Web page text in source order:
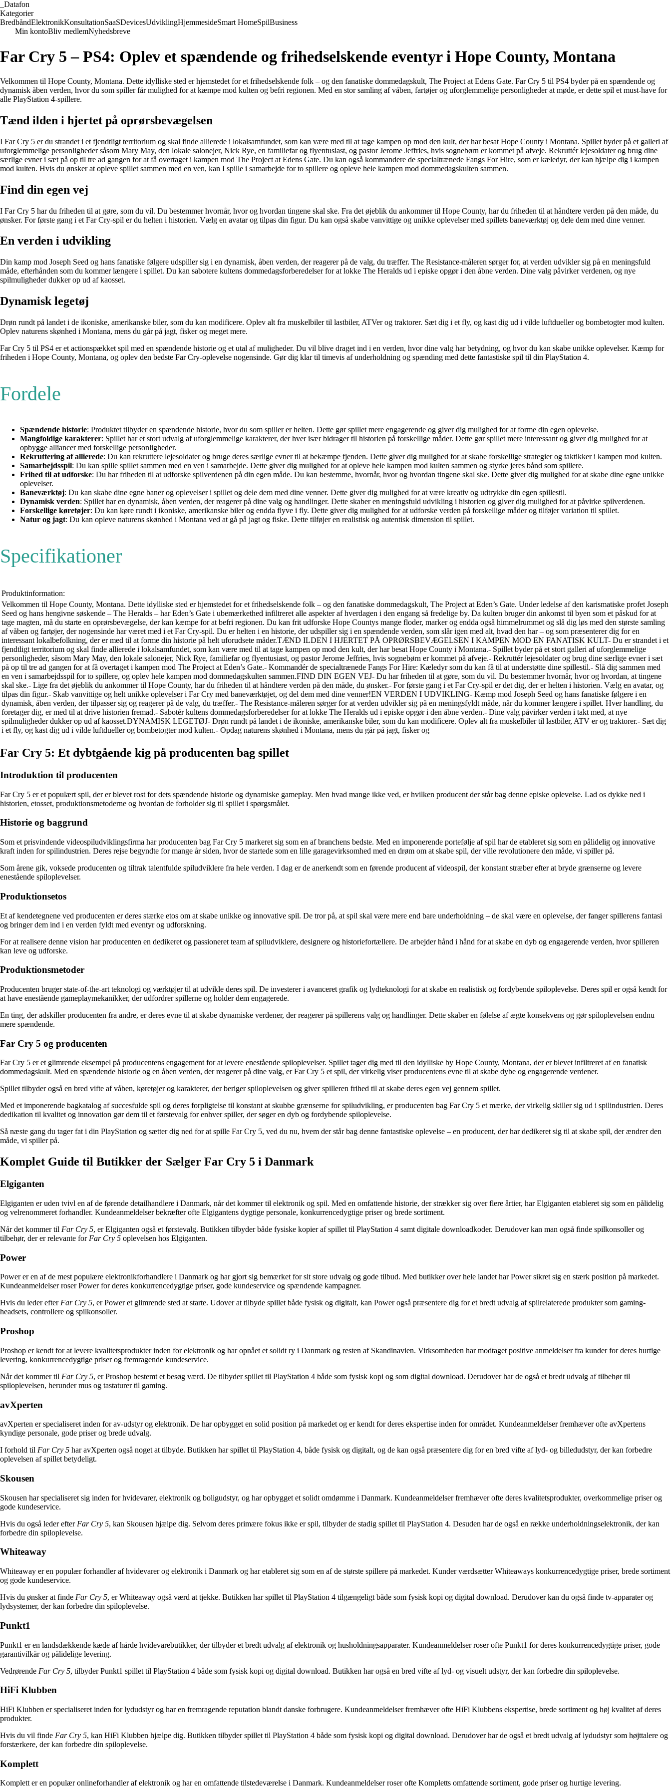
Datafon
Kategorier
BredbåndElektronikKonsultationSaaSDevicesUdviklingHjemmesideSmart HomeSpilBusiness
Min kontoBliv medlemNyhedsbreve
Far Cry 5 – PS4: Oplev et spændende og frihedselskende eventyr i Hope County, Montana
Velkommen til Hope County, Montana. Dette idylliske sted er hjemstedet for et frihedselskende folk – og den fanatiske dommedagskult, The Project at Edens Gate. Far Cry 5 til PS4 byder på en spændende og
dynamisk åben verden, hvor du som spiller får mulighed for at kæmpe mod kulten og befri regionen. Med en stor samling af våben, fartøjer og uforglemmelige personligheder at møde, er dette spil et must-have for
alle PlayStation 4-spillere.
Tænd ilden i hjertet på oprørsbevægelsen
I Far Cry 5 er du strandet i et fjendtligt territorium og skal finde allierede i lokalsamfundet, som kan være med til at tage kampen op mod den kult, der har besat Hope County i Montana. Spillet byder på et galleri af
uforglemmelige personligheder såsom Mary May, den lokale salonejer, Nick Rye, en familiefar og flyentusiast, og pastor Jerome Jeffries, hvis sognebørn er kommet på afveje. Rekruttér lejesoldater og brug dine
særlige evner i sæt på op til tre ad gangen for at få overtaget i kampen mod The Project at Edens Gate. Du kan også kommandere de specialtrænede Fangs For Hire, som er kæledyr, der kan hjælpe dig i kampen
mod kulten. Hvis du ønsker at opleve spillet sammen med en ven, kan I spille i samarbejde for to spillere og opleve hele kampen mod dommedagskulten sammen.
Find din egen vej
I Far Cry 5 har du friheden til at gøre, som du vil. Du bestemmer hvornår, hvor og hvordan tingene skal ske. Fra det øjeblik du ankommer til Hope County, har du friheden til at håndtere verden på den måde, du
ønsker. For første gang i et Far Cry-spil er du helten i historien. Vælg en avatar og tilpas din figur. Du kan også skabe vanvittige og unikke oplevelser med spillets baneværktøj og dele dem med dine venner.
En verden i udvikling
Din kamp mod Joseph Seed og hans fanatiske følgere udspiller sig i en dynamisk, åben verden, der reagerer på de valg, du træffer. The Resistance-måleren sørger for, at verden udvikler sig på en meningsfuld
måde, efterhånden som du kommer længere i spillet. Du kan sabotere kultens dommedagsforberedelser for at lokke The Heralds ud i episke opgør i den åbne verden. Dine valg påvirker verdenen, og nye
spilmuligheder dukker op ud af kaosset.
Dynamisk legetøj
Drøn rundt på landet i de ikoniske, amerikanske biler, som du kan modificere. Oplev alt fra muskelbiler til lastbiler, ATVer og traktorer. Sæt dig i et fly, og kast dig ud i vilde luftdueller og bombetogter mod kulten.
Oplev naturens skønhed i Montana, mens du går på jagt, fisker og meget mere.
Far Cry 5 til PS4 er et actionspækket spil med en spændende historie og et utal af muligheder. Du vil blive draget ind i en verden, hvor dine valg har betydning, og hvor du kan skabe unikke oplevelser. Kæmp for
friheden i Hope County, Montana, og oplev den bedste Far Cry-oplevelse nogensinde. Gør dig klar til timevis af underholdning og spænding med dette fantastiske spil til din PlayStation 4.
Fordele
Spændende historie: Produktet tilbyder en spændende historie, hvor du som spiller er helten. Dette gør spillet mere engagerende og giver dig mulighed for at forme din egen oplevelse.
Mangfoldige karakterer: Spillet har et stort udvalg af uforglemmelige karakterer, der hver især bidrager til historien på forskellige måder. Dette gør spillet mere interessant og giver dig mulighed for at
opbygge alliancer med forskellige personligheder.
Rekruttering af allierede: Du kan rekruttere lejesoldater og bruge deres særlige evner til at bekæmpe fjenden. Dette giver dig mulighed for at skabe forskellige strategier og taktikker i kampen mod kulten.
Samarbejdsspil: Du kan spille spillet sammen med en ven i samarbejde. Dette giver dig mulighed for at opleve hele kampen mod kulten sammen og styrke jeres bånd som spillere.
Frihed til at udforske: Du har friheden til at udforske spilverdenen på din egen måde. Du kan bestemme, hvornår, hvor og hvordan tingene skal ske. Dette giver dig mulighed for at skabe dine egne unikke
oplevelser.
Baneværktøj: Du kan skabe dine egne baner og oplevelser i spillet og dele dem med dine venner. Dette giver dig mulighed for at være kreativ og udtrykke din egen spillestil.
Dynamisk verden: Spillet har en dynamisk, åben verden, der reagerer på dine valg og handlinger. Dette skaber en meningsfuld udvikling i historien og giver dig mulighed for at påvirke spilverdenen.
Forskellige køretøjer: Du kan køre rundt i ikoniske, amerikanske biler og endda flyve i fly. Dette giver dig mulighed for at udforske verden på forskellige måder og tilføjer variation til spillet.
Natur og jagt: Du kan opleve naturens skønhed i Montana ved at gå på jagt og fiske. Dette tilføjer en realistisk og autentisk dimension til spillet.
Specifikationer
Produktinformation:
Velkommen til Hope County, Montana. Dette idylliske sted er hjemstedet for et frihedselskende folk – og den fanatiske dommedagskult, The Project at Eden’s Gate. Under ledelse af den karismatiske profet Joseph
Seed og hans hengivne søskende – The Heralds – har Eden’s Gate i ubemærkethed infiltreret alle aspekter af hverdagen i den engang så fredelige by. Da kulten bruger din ankomst til byen som et påskud for at
tage magten, må du starte en oprørsbevægelse, der kan kæmpe for at befri regionen. Du kan frit udforske Hope Countys mange floder, marker og endda også himmelrummet og slå dig løs med den største samling
af våben og fartøjer, der nogensinde har været med i et Far Cry-spil. Du er helten i en historie, der udspiller sig i en spændende verden, som slår igen med alt, hvad den har – og som præsenterer dig for en
interessant lokalbefolkning, der er med til at forme din historie på helt uforudsete måder.TÆND ILDEN I HJERTET PÅ OPRØRSBEVÆGELSEN I KAMPEN MOD EN FANATISK KULT- Du er strandet i et
fjendtligt territorium og skal finde allierede i lokalsamfundet, som kan være med til at tage kampen op mod den kult, der har besat Hope County i Montana.- Spillet byder på et stort galleri af uforglemmelige
personligheder, såsom Mary May, den lokale salonejer, Nick Rye, familiefar og flyentusiast, og pastor Jerome Jeffries, hvis sognebørn er kommet på afveje.- Rekruttér lejesoldater og brug dine særlige evner i sæt
på op til tre ad gangen for at få overtaget i kampen mod The Project at Eden’s Gate.- Kommandér de specialtrænede Fangs For Hire: Kæledyr som du kan få til at understøtte dine spillestil.- Slå dig sammen med
en ven i samarbejdsspil for to spillere, og oplev hele kampen mod dommedagskulten sammen.FIND DIN EGEN VEJ- Du har friheden til at gøre, som du vil. Du bestemmer hvornår, hvor og hvordan, at tingene
skal ske.- Lige fra det øjeblik du ankommer til Hope County, har du friheden til at håndtere verden på den måde, du ønsker.- For første gang i et Far Cry-spil er det dig, der er helten i historien. Vælg en avatar, og
tilpas din figur.- Skab vanvittige og helt unikke oplevelser i Far Cry med baneværktøjet, og del dem med dine venner!EN VERDEN I UDVIKLING- Kæmp mod Joseph Seed og hans fanatiske følgere i en
dynamisk, åben verden, der tilpasser sig og reagerer på de valg, du træffer.- The Resistance-måleren sørger for at verden udvikler sig på en meningsfyldt måde, når du kommer længere i spillet. Hver handling, du
foretager dig, er med til at drive historien fremad.- Sabotér kultens dommedagsforberedelser for at lokke The Heralds ud i episke opgør i den åbne verden.- Dine valg påvirker verden i takt med, at nye
spilmuligheder dukker op ud af kaosset.DYNAMISK LEGETØJ- Drøn rundt på landet i de ikoniske, amerikanske biler, som du kan modificere. Oplev alt fra muskelbiler til lastbiler, ATV er og traktorer.- Sæt dig
i et fly, og kast dig ud i vilde luftdueller og bombetogter mod kulten.- Opdag naturens skønhed i Montana, mens du går på jagt, fisker og
Far Cry 5: Et dybtgående kig på producenten bag spillet
Introduktion til producenten
Far Cry 5 er et populært spil, der er blevet rost for dets spændende historie og dynamiske gameplay. Men hvad mange ikke ved, er hvilken producent der står bag denne episke oplevelse. Lad os dykke ned i
historien, etosset, produktionsmetoderne og hvordan de forholder sig til spillet i spørgsmålet.
Historie og baggrund
Som et prisvindende videospiludviklingsfirma har producenten bag Far Cry 5 markeret sig som en af branchens bedste. Med en imponerende portefølje af spil har de etableret sig som en pålidelig og innovative
kraft inden for spilindustrien. Deres rejse begyndte for mange år siden, hvor de startede som en lille garagevirksomhed med en drøm om at skabe spil, der ville revolutionere den måde, vi spiller på.
Som årene gik, voksede producenten og tiltrak talentfulde spiludviklere fra hele verden. I dag er de anerkendt som en førende producent af videospil, der konstant stræber efter at bryde grænserne og levere
enestående spiloplevelser.
Produktionsetos
Et af kendetegnene ved producenten er deres stærke etos om at skabe unikke og innovative spil. De tror på, at spil skal være mere end bare underholdning – de skal være en oplevelse, der fanger spillerens fantasi
og bringer dem ind i en verden fyldt med eventyr og udforskning.
For at realisere denne vision har producenten en dedikeret og passioneret team af spiludviklere, designere og historiefortællere. De arbejder hånd i hånd for at skabe en dyb og engagerende verden, hvor spilleren
kan leve og udforske.
Produktionsmetoder
Producenten bruger state-of-the-art teknologi og værktøjer til at udvikle deres spil. De investerer i avanceret grafik og lydteknologi for at skabe en realistisk og fordybende spiloplevelse. Deres spil er også kendt for
at have enestående gameplaymekanikker, der udfordrer spillerne og holder dem engagerede.
En ting, der adskiller producenten fra andre, er deres evne til at skabe dynamiske verdener, der reagerer på spillerens valg og handlinger. Dette skaber en følelse af ægte konsekvens og gør spiloplevelsen endnu
mere spændende.
Far Cry 5 og producenten
Far Cry 5 er et glimrende eksempel på producentens engagement for at levere enestående spiloplevelser. Spillet tager dig med til den idylliske by Hope County, Montana, der er blevet infiltreret af en fanatisk
dommedagskult. Med en spændende historie og en åben verden, der reagerer på dine valg, er Far Cry 5 et spil, der virkelig viser producentens evne til at skabe dybe og engagerende verdener.
Spillet tilbyder også en bred vifte af våben, køretøjer og karakterer, der beriger spiloplevelsen og giver spilleren frihed til at skabe deres egen vej gennem spillet.
Med et imponerende bagkatalog af succesfulde spil og deres forpligtelse til konstant at skubbe grænserne for spiludvikling, er producenten bag Far Cry 5 et mærke, der virkelig skiller sig ud i spilindustrien. Deres
dedikation til kvalitet og innovation gør dem til et førstevalg for enhver spiller, der søger en dyb og fordybende spiloplevelse.
Så næste gang du tager fat i din PlayStation og sætter dig ned for at spille Far Cry 5, ved du nu, hvem der står bag denne fantastiske oplevelse – en producent, der har dedikeret sig til at skabe spil, der ændrer den
måde, vi spiller på.
Komplet Guide til Butikker der Sælger Far Cry 5 i Danmark
Elgiganten
Elgiganten er uden tvivl en af de førende detailhandlere i Danmark, når det kommer til elektronik og spil. Med en omfattende historie, der strækker sig over flere årtier, har Elgiganten etableret sig som en pålidelig
og velrenommeret forhandler. Kundeanmeldelser bekræfter ofte Elgigantens dygtige personale, konkurrencedygtige priser og brede sortiment.
Når det kommer til Far Cry 5, er Elgiganten også et førstevalg. Butikken tilbyder både fysiske kopier af spillet til PlayStation 4 samt digitale downloadkoder. Derudover kan man også finde spilkonsoller og
tilbehør, der er relevante for Far Cry 5 oplevelsen hos Elgiganten.
Power
Power er en af de mest populære elektronikforhandlere i Danmark og har gjort sig bemærket for sit store udvalg og gode tilbud. Med butikker over hele landet har Power sikret sig en stærk position på markedet.
Kundeanmeldelser roser Power for deres konkurrencedygtige priser, gode kundeservice og spændende kampagner.
Hvis du leder efter Far Cry 5, er Power et glimrende sted at starte. Udover at tilbyde spillet både fysisk og digitalt, kan Power også præsentere dig for et bredt udvalg af spilrelaterede produkter som gaming-
headsets, controllere og spilkonsoller.
Proshop
Proshop er kendt for at levere kvalitetsprodukter inden for elektronik og har opnået et solidt ry i Danmark og resten af Skandinavien. Virksomheden har modtaget positive anmeldelser fra kunder for deres hurtige
levering, konkurrencedygtige priser og fremragende kundeservice.
Når det kommer til Far Cry 5, er Proshop bestemt et besøg værd. De tilbyder spillet til PlayStation 4 både som fysisk kopi og som digital download. Derudover har de også et bredt udvalg af tilbehør til
spiloplevelsen, herunder mus og tastaturer til gaming.
avXperten
avXperten er specialiseret inden for av-udstyr og elektronik. De har opbygget en solid position på markedet og er kendt for deres ekspertise inden for området. Kundeanmeldelser fremhæver ofte avXpertens
kyndige personale, gode priser og brede udvalg.
I forhold til Far Cry 5 har avXperten også noget at tilbyde. Butikken har spillet til PlayStation 4, både fysisk og digitalt, og de kan også præsentere dig for en bred vifte af lyd- og billedudstyr, der kan forbedre
oplevelsen af spillet betydeligt.
Skousen
Skousen har specialiseret sig inden for hvidevarer, elektronik og boligudstyr, og har opbygget et solidt omdømme i Danmark. Kundeanmeldelser fremhæver ofte deres kvalitetsprodukter, overkommelige priser og
gode kundeservice.
Hvis du også leder efter Far Cry 5, kan Skousen hjælpe dig. Selvom deres primære fokus ikke er spil, tilbyder de stadig spillet til PlayStation 4. Desuden har de også en række underholdningselektronik, der kan
forbedre din spiloplevelse.
Whiteaway
Whiteaway er en populær forhandler af hvidevarer og elektronik i Danmark og har etableret sig som en af de største spillere på markedet. Kunder værdsætter Whiteaways konkurrencedygtige priser, brede sortiment
og gode kundeservice.
Hvis du ønsker at finde Far Cry 5, er Whiteaway også værd at tjekke. Butikken har spillet til PlayStation 4 tilgængeligt både som fysisk kopi og digital download. Derudover kan du også finde tv-apparater og
lydsystemer, der kan forbedre din spiloplevelse.
Punkt1
Punkt1 er en landsdækkende kæde af hårde hvidevarebutikker, der tilbyder et bredt udvalg af elektronik og husholdningsapparater. Kundeanmeldelser roser ofte Punkt1 for deres konkurrencedygtige priser, gode
garantivilkår og pålidelige levering.
Vedrørende Far Cry 5, tilbyder Punkt1 spillet til PlayStation 4 både som fysisk kopi og digital download. Butikken har også en bred vifte af lyd- og visuelt udstyr, der kan forbedre din spiloplevelse.
HiFi Klubben
HiFi Klubben er specialiseret inden for lydudstyr og har en fremragende reputation blandt danske forbrugere. Kundeanmeldelser fremhæver ofte HiFi Klubbens ekspertise, brede sortiment og høj kvalitet af deres
produkter.
Hvis du vil finde Far Cry 5, kan HiFi Klubben hjælpe dig. Butikken tilbyder spillet til PlayStation 4 både som fysisk kopi og digital download. Derudover har de også et bredt udvalg af lydudstyr som højttalere og
forstærkere, der kan forbedre din spiloplevelse.
Komplett
Komplett er en populær onlineforhandler af elektronik og har en omfattende tilstedeværelse i Danmark. Kundeanmeldelser roser ofte Kompletts omfattende sortiment, gode priser og hurtige levering.